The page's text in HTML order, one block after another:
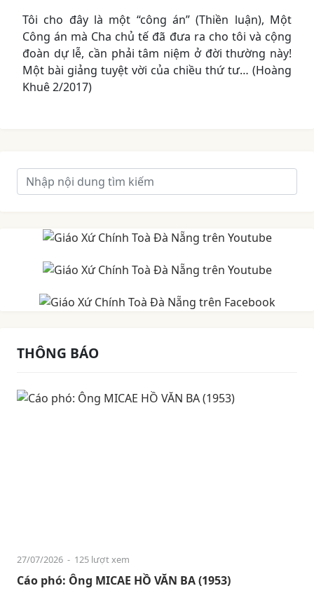
Tôi cho đây là một “công án” (Thiền luận), Một
Công án mà Cha chủ tế đã đưa ra cho tôi và cộng
đoàn dự lễ, cần phải tâm niệm ở đời thường này!
Một bài giảng tuyệt vời của chiều thứ tư… (Hoàng
Khuê 2/2017)
THÔNG BÁO
27/07/2026 - 125 lượt xem
Cáo phó: Ông MICAE HỒ VĂN BA (1953)